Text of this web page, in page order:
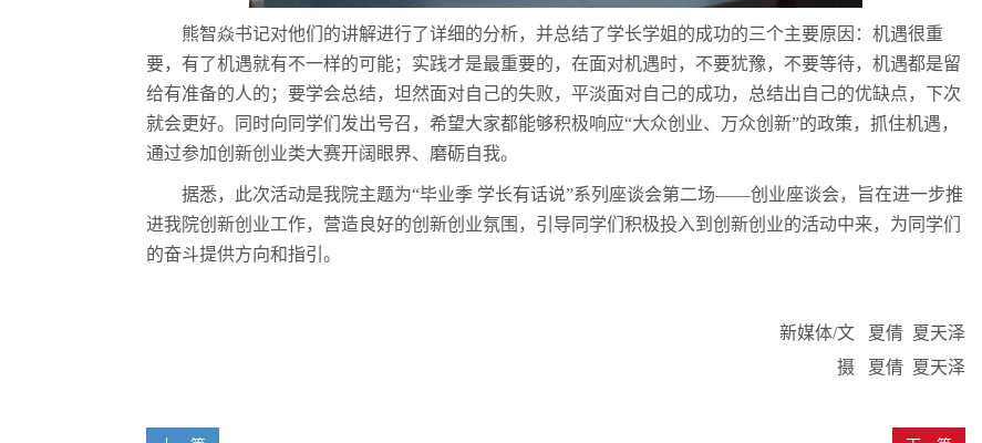
熊智焱书记对他们的讲解进行了详细的分析，并总结了学长学姐的成功的三个主要原因：机遇很重
要，有了机遇就有不一样的可能；实践才是最重要的，在面对机遇时，不要犹豫，不要等待，机遇都是留
给有准备的人的；要学会总结，坦然面对自己的失败，平淡面对自己的成功，总结出自己的优缺点，下次
就会更好。同时向同学们发出号召，希望大家都能够积极响应“大众创业、万众创新”的政策，抓住机遇，
通过参加创新创业类大赛开阔眼界、磨砺自我。
据悉，此次活动是我院主题为“毕业季 学长有话说”系列座谈会第二场——创业座谈会，旨在进一步推
进我院创新创业工作，营造良好的创新创业氛围，引导同学们积极投入到创新创业的活动中来，为同学们
的奋斗提供方向和指引。
新媒体/文 夏倩 夏天泽
摄
夏倩 夏天泽